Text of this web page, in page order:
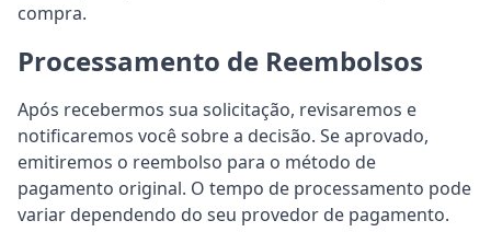
compra.
Processamento de Reembolsos
Após recebermos sua solicitação, revisaremos e
notificaremos você sobre a decisão. Se aprovado,
emitiremos o reembolso para o método de
pagamento original. O tempo de processamento pode
variar dependendo do seu provedor de pagamento.